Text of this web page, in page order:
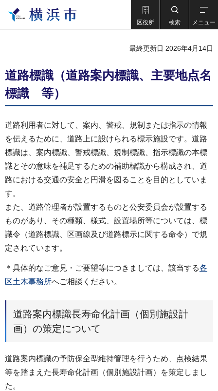
区役所 検索 メニュー
最終更新日 2026年4月14日
道路標識（道路案内標識、主要地点名
標識 等）
道路利用者に対して、案内、警戒、規制または指示の情報
を伝えるために、道路上に設けられる標示施設です。道路
標識は、案内標識、警戒標識、規制標識、指示標識の本標
識とその意味を補足するための補助標識から構成され、道
路における交通の安全と円滑を図ることを目的としていま
す。
また、道路管理者が設置するものと公安委員会が設置する
ものがあり、その種類、様式、設置場所等については、標
識令（道路標識、区画線及び道路標示に関する命令）で規
定されています。
＊具体的なご意見・ご要望等につきましては、該当する各
区土木事務所へご相談ください。
道路案内標識長寿命化計画（個別施設計
画）の策定について
道路案内標識の予防保全型維持管理を行うため、点検結果
等を踏まえた長寿命化計画（個別施設計画）を策定しまし
た。